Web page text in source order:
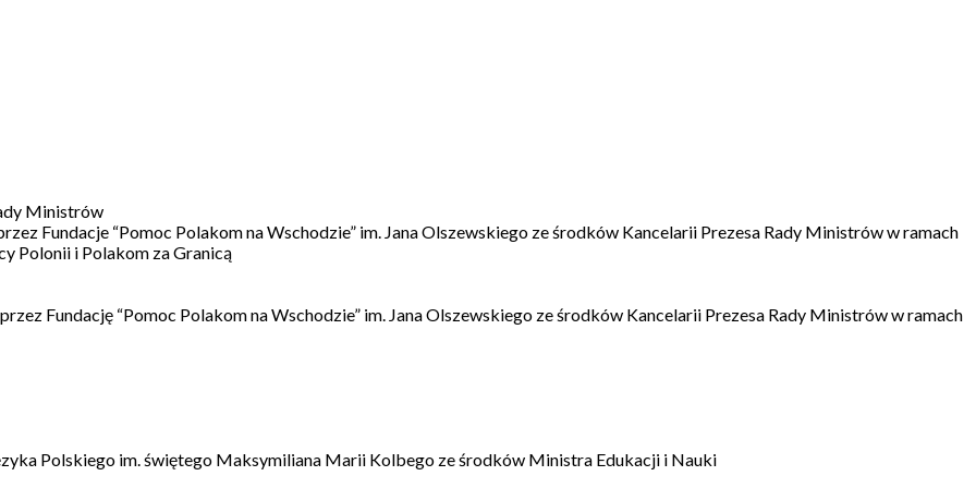
Ministrów
Fundacje “Pomoc Polakom na Wschodzie” im. Jana Olszewskiego ze środków Kancelarii Prezesa Rady Ministrów w ramach
Polonii i Polakom za Granicą
Fundację “Pomoc Polakom na Wschodzie” im. Jana Olszewskiego ze środków Kancelarii Prezesa Rady Ministrów w ramach
Polskiego im. świętego Maksymiliana Marii Kolbego ze środków Ministra Edukacji i Nauki